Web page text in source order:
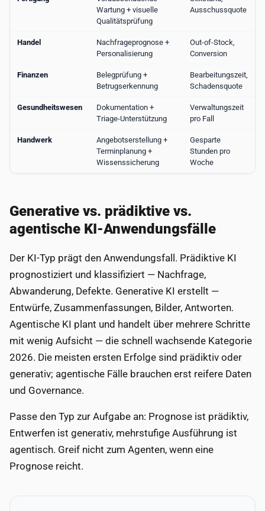
Wartung + visuelle
Qualitätsprüfung
Ausschussquote
Handel
Nachfrageprognose +
Personalisierung
Out-of-Stock,
Conversion
Finanzen
Belegprüfung +
Betrugserkennung
Bearbeitungszeit,
Schadensquote
Gesundheitswesen
Dokumentation +
Triage-Unterstützung
Verwaltungszeit
pro Fall
Handwerk
Angebotserstellung +
Terminplanung +
Wissenssicherung
Gesparte
Stunden pro
Woche
Generative vs. prädiktive vs.
agentische KI-Anwendungsfälle
Der KI-Typ prägt den Anwendungsfall. Prädiktive KI
prognostiziert und klassifiziert — Nachfrage,
Abwanderung, Defekte. Generative KI erstellt —
Entwürfe, Zusammenfassungen, Bilder, Antworten.
Agentische KI plant und handelt über mehrere Schritte
mit wenig Aufsicht — die schnell wachsende Kategorie
2026. Die meisten ersten Erfolge sind prädiktiv oder
generativ; agentische Fälle brauchen erst reifere Daten
und Governance.
Passe den Typ zur Aufgabe an: Prognose ist prädiktiv,
Entwerfen ist generativ, mehrstufige Ausführung ist
agentisch. Greif nicht zum Agenten, wenn eine
Prognose reicht.